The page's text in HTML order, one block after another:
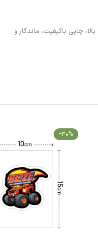
چاپی باکیفیت، ماندگار و
-30%